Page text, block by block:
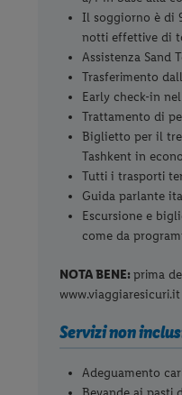
Il soggiorno è di
notti effettive di
Assistenza Sand
Trasferimento
Early check-in
Trattamento di
Biglietto per il
Tashkent in
Tutti i trasporti
Guida parlante
Escursione e
come da
NOTA BENE:prima
Servizi non
Adeguamento